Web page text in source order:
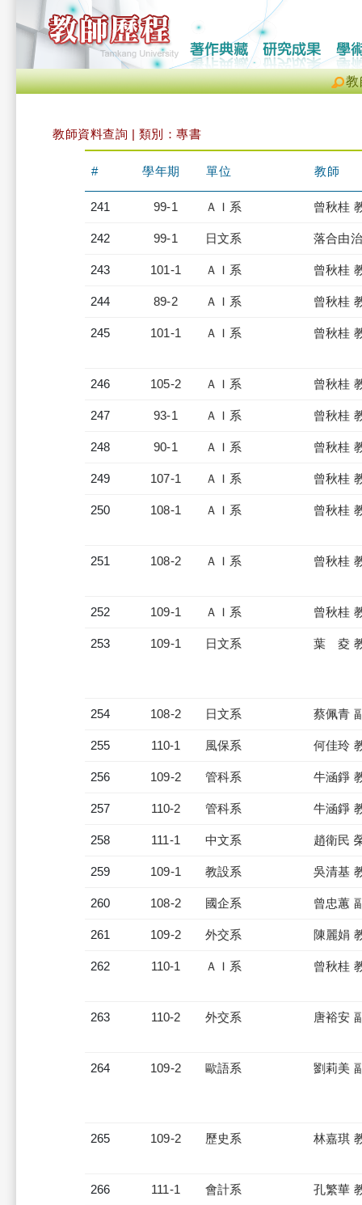
教
教師資料查詢 | 類別：專書
# 學年期 單位 教師
241 99-1 ＡＩ系 曾秋桂
242 99-1 日文系 落合由
243 101-1 ＡＩ系 曾秋桂
244 89-2 ＡＩ系 曾秋桂
245 101-1 ＡＩ系 曾秋桂
246 105-2 ＡＩ系 曾秋桂
247 93-1 ＡＩ系 曾秋桂
248 90-1 ＡＩ系 曾秋桂
249 107-1 ＡＩ系 曾秋桂
250 108-1 ＡＩ系 曾秋桂
251 108-2 ＡＩ系 曾秋桂
252 109-1 ＡＩ系 曾秋桂
253 109-1 日文系 葉 夌
254 108-2 日文系 蔡佩青
255 110-1 風保系 何佳玲
256 109-2 管科系 牛涵錚
257 110-2 管科系 牛涵錚
258 111-1 中文系 趙衛民
259 109-1 教設系 吳清基
260 108-2 國企系 曾忠蕙
261 109-2 外交系 陳麗娟
262 110-1 ＡＩ系 曾秋桂
263 110-2 外交系 唐裕安
264 109-2 歐語系 劉莉美
265 109-2 歷史系 林嘉琪
266 111-1 會計系 孔繁華